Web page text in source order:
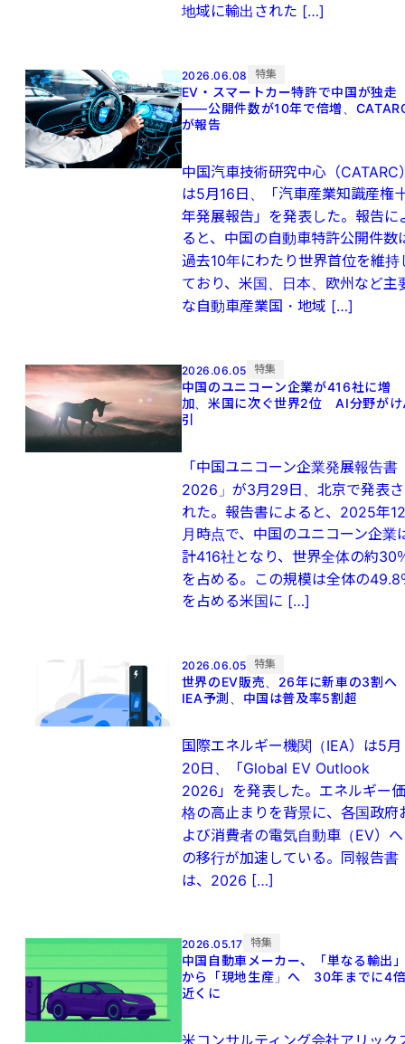
地域に輸出された […]
2026.06.08 特集
EV・スマートカー特許で中国が独走
——公開件数が10年で倍増、
が報告
中国汽車技術研究中心（CATARC
は5月16日、「汽車産業知識産権
年発展報告」を発表した。報告に
ると、中国の自動車特許公開件数
過去10年にわたり世界首位を維持
ており、米国、日本、欧州など主
な自動車産業国・地域 […]
2026.06.05 特集
中国のユニコーン企業が416社に増
加、米国に次ぐ世界2位 AI分野がけ
引
「中国ユニコーン企業発展報告書
2026」が3月29日、北京で発表さ
れた。報告書によると、2025年12
月時点で、中国のユニコーン企業
計416社となり、世界全体の約30
を占める。この規模は全体の49.8
を占める米国に […]
2026.06.05 特集
世界のEV販売、26年に新車の3割
IEA予測、中国は普及率5割超
国際エネルギー機関（IEA）は5月
20日、「Global EV Outlook
2026」を発表した。エネルギー価
格の高止まりを背景に、各国政府
よび消費者の電気自動車（EV）へ
の移行が加速している。同報告書
は、2026 […]
2026.05.17 特集
中国自動車メーカー、「単なる輸出
から「現地生産」へ 30年までに4
近くに